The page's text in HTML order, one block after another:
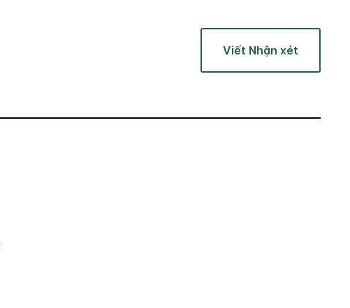
Viết Nhận xét